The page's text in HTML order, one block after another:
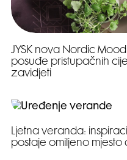
JYSK nova Nordic
posuđe pristupačnih
zavidjeti
Ljetna veranda:
postaje omiljeno mjesto